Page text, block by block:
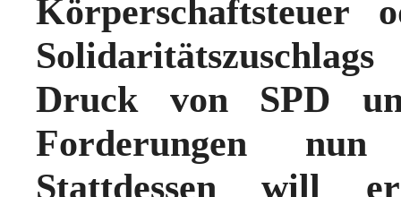
Körperschaftsteuer
Druck von SPD
Forderungen nun
Stattdessen will